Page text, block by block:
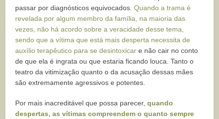
passar por diagnósticos equivocados.Quando a trama é
revelada por algum membro da família, na maioria das
vezes, não há acordo sobre a veracidade desse tema,
sendo que a vítima que está mais desperta necessita de
auxílio terapêutico para se desintoxicar e não cair no conto
de que ela é ingrata ou que estaria ficando louca. Tanto o
teatro da vitimização quanto o da acusação dessas mães
são extremamente agressivos e potentes.
Por mais inacreditável que possa parecer,quando
despertas, as vítimas compreendem o quanto sempre